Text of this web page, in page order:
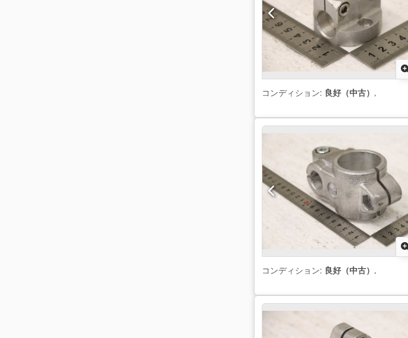
コンディション: 良好（中古） ,
コンディション: 良好（中古） ,